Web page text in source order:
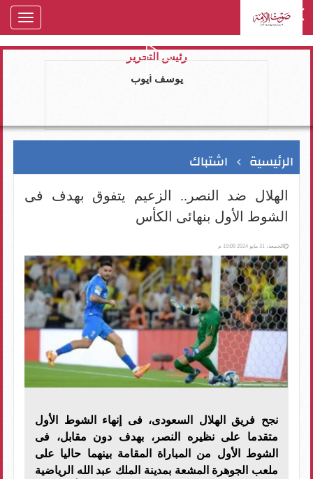
رئيس التحرير
يوسف ايوب
الرئيسية اشتباك
الهلال ضد النصر.. الزعيم يتفوق بهدف فى
الشوط الأول بنهائى الكأس
الجمعة، 31 مايو 2024 10:09 م
نجح فريق الهلال السعودى، فى إنهاء الشوط الأول
متقدما على نظيره النصر، بهدف دون مقابل، فى
الشوط الأول من المباراة المقامة بينهما حاليا على
ملعب الجوهرة المشعة بمدينة الملك عبد الله الرياضية